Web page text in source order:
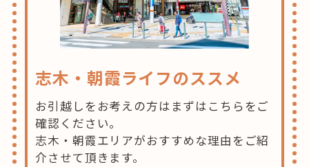
志木・朝霞ライフのススメ
お引越しをお考えの方はまずはこちらをご
確認ください。
志木・朝霞エリアがおすすめな理由をご紹
介させて頂きます。